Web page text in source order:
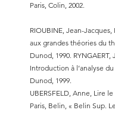
Paris, Colin, 2002.
RIOUBINE, Jean-
aux grandes théories du
Dunod, 1990. RYNGAERT,
Introduction à l’analyse
Dunod, 1999.
UBERSFELD, Anne, Lire
Paris, Belin, « Belin Sup.